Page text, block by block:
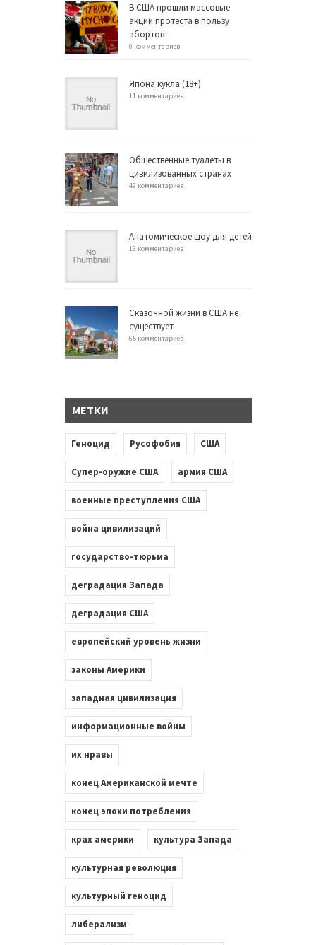
В США прошли массовые
акции протеста в пользу
абортов
0 комментариев
Япона кукла (18+)
11 комментариев
Общественные туалеты в
цивилизованных странах
49 комментариев
Анатомическое шоу для детей
16 комментариев
Сказочной жизни в США не
существует
65 комментариев
МЕТКИ
Геноцид Русофобия США
Супер-оружие США армия США
военные преступления США
война цивилизаций
государство-тюрьма
деградация Запада
деградация США
европейский уровень жизни
законы Америки
западная цивилизация
информационные войны
их нравы
конец Американской мечте
конец эпохи потребления
крах америки культура Запада
культурная революция
культурный геноцид
либерализм